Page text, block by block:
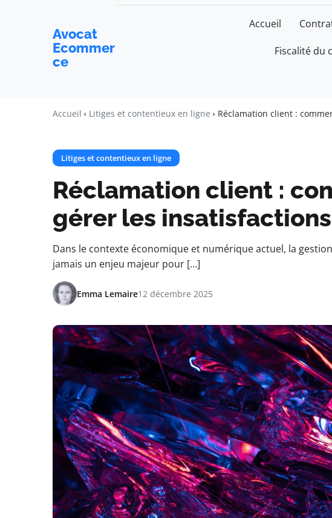
Avocat
Ecommer
ce
Accueil
Fiscalité du
Accueil Litiges et contentieux en ligne Réclamation client :
Litiges et contentieux en ligne
Réclamation client :
gérer les insatisfactions
Dans le contexte économique et numérique actuel, la
jamais un enjeu majeur pour […]
Emma Lemaire12 décembre 2025